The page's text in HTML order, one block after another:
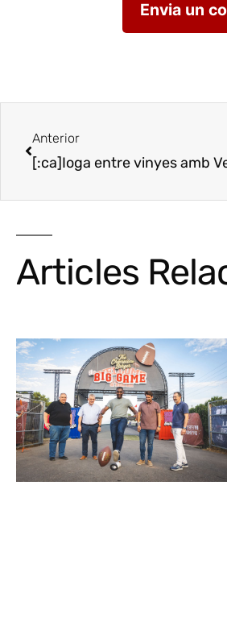
Anterior
Articles